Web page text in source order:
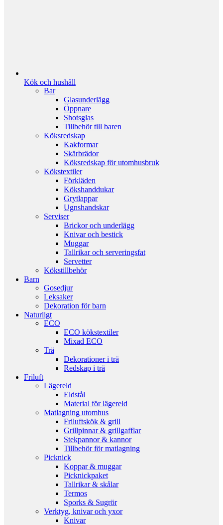
Kök och hushåll
Bar
Glasunderlägg
Öppnare
Shotsglas
Tillbehör till baren
Köksredskap
Kakformar
Skärbrädor
Köksredskap för utomhusbruk
Kökstextiler
Förkläden
Kökshanddukar
Grytlappar
Ugnshandskar
Serviser
Brickor och underlägg
Knivar och bestick
Muggar
Tallrikar och serveringsfat
Servetter
Kökstillbehör
Barn
Gosedjur
Leksaker
Dekoration för barn
Naturligt
ECO
ECO kökstextiler
Mixad ECO
Trä
Dekorationer i trä
Redskap i trä
Friluft
Lägereld
Eldstål
Material för lägereld
Matlagning utomhus
Friluftskök & grill
Grillpinnar & grillgafflar
Stekpannor & kannor
Tillbehör för matlagning
Picknick
Koppar & muggar
Picknickpaket
Tallrikar & skålar
Termos
Sporks & Sugrör
Verktyg, knivar och yxor
Knivar